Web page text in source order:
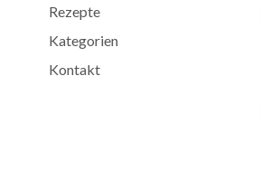
Rezepte
Kategorien
Kontakt